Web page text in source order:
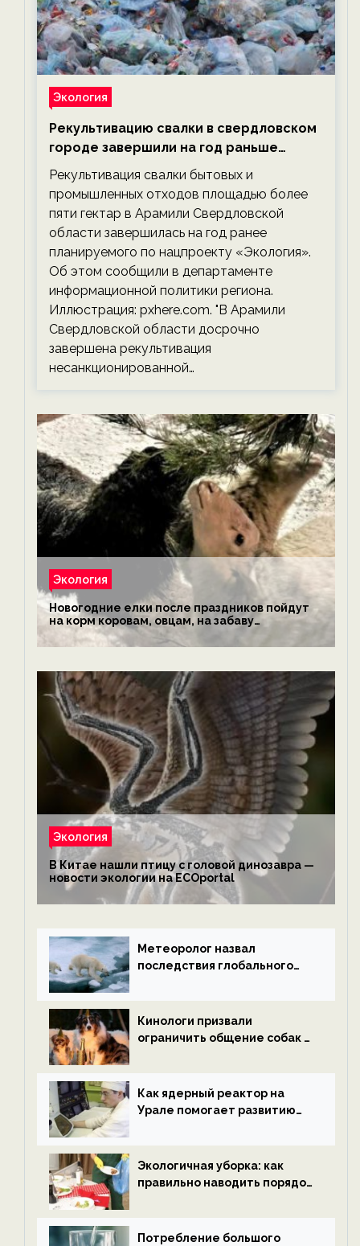
Экология
Рекультивацию свалки в свердловском
городе завершили на год раньше
планируемого срока — новости
экологии на ECOportal
Рекультивация свалки бытовых и
промышленных отходов площадью более
пяти гектар в Арамили Свердловской
области завершилась на год ранее
планируемого по нацпроекту «Экология».
Об этом сообщили в департаменте
информационной политики региона.
Иллюстрация: pxhere.com. "В Арамили
Свердловской области досрочно
завершена рекультивация
несанкционированной…
Экология
Новогодние елки после праздников пойдут
на корм коровам, овцам, на забаву
обезьянам, львам и леопардам — новости
экологии на ECOportal
Экология
В Китае нашли птицу с головой динозавра —
новости экологии на ECOportal
Метеоролог назвал
последствия глобального
ECOportal
Кинологи призвали
ограничить общение собак с
ECOportal
Как ядерный реактор на
Урале помогает развитию
ECOportal
Экологичная уборка: как
правильно наводить порядок
Потребление большого